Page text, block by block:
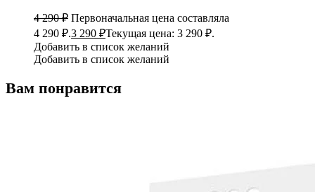
4 290₽ Первоначальная цена составляла
4 290 ₽.3 290 ₽Текущая цена: 3 290 ₽.
Добавить в список желаний
Добавить в список желаний
Вам понравится